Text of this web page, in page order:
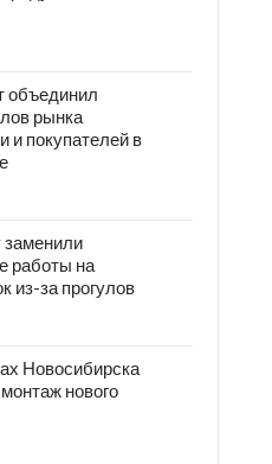
объединил
рынка
и покупателей в
работы на
из-за прогулов
Новосибирска
нового